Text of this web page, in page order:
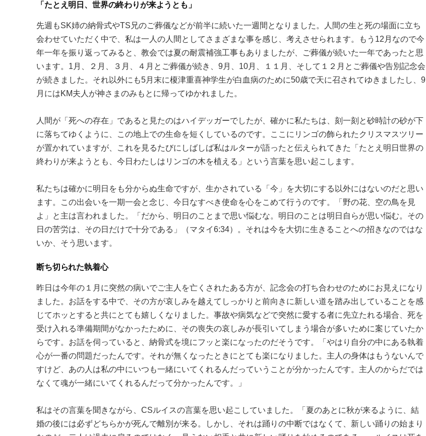
「たとえ明日、世界の終わりが来ようとも」
先週もSK姉の納骨式やTS兄のご葬儀などが前半に続いた一週間となりました。人間の生と死の場面に立ち
会わせていただく中で、私は一人の人間としてさまざまな事を感じ、考えさせられます。もう12月なので今
年一年を振り返ってみると、教会では夏の耐震補強工事もありましたが、ご葬儀が続いた一年であったと思
います。1月、２月、３月、４月とご葬儀が続き、9月、10月、１１月、そして１２月とご葬儀や告別記念会
が続きました。それ以外にも5月末に榎津重喜神学生が白血病のために50歳で天に召されてゆきましたし、9
月にはKM夫人が神さまのみもとに帰ってゆかれました。
人間が「死への存在」であると見たのはハイデッガーでしたが、確かに私たちは、刻一刻と砂時計の砂が下
に落ちてゆくように、この地上での生命を短くしているのです。ここにリンゴの飾られたクリスマスツリー
が置かれていますが、これを見るたびにしばしば私はルターが語ったと伝えられてきた「たとえ明日世界の
終わりが来ようとも、今日わたしはリンゴの木を植える」という言葉を思い起こします。
私たちは確かに明日をも分からぬ生命ですが、生かされている「今」を大切にする以外にはないのだと思い
ます。この出会いを一期一会と念じ、今日なすべき使命を心をこめて行うのです。「野の花、空の鳥を見
よ」と主は言われました。「だから、明日のことまで思い悩むな。明日のことは明日自らが思い悩む。その
日の苦労は、その日だけで十分である」（マタイ6:34）。それは今を大切に生きることへの招きなのではな
いか、そう思います。
断ち切られた執着心
昨日は今年の１月に突然の病いでご主人を亡くされたある方が、記念会の打ち合わせのためにお見えになり
ました。お話をする中で、その方が哀しみを越えてしっかりと前向きに新しい道を踏み出していることを感
じてホッとすると共にとても嬉しくなりました。事故や病気などで突然に愛する者に先立たれる場合、死を
受け入れる準備期間がなかったために、その喪失の哀しみが長引いてしまう場合が多いために案じていたか
らです。お話を伺っていると、納骨式を境にフッと楽になったのだそうです。「やはり自分の中にある執着
心が一番の問題だったんです。それが無くなったときにとても楽になりました。主人の身体はもうないんで
すけど、あの人は私の中にいつも一緒にいてくれるんだっていうことが分かったんです。主人のからだでは
なくて魂が一緒にいてくれるんだって分かったんです。」
私はその言葉を聞きながら、CSルイスの言葉を思い起こしていました。「夏のあとに秋が来るように、結
婚の後には必ずどちらかが死んで離別が来る。しかし、それは踊りの中断ではなくて、新しい踊りの始まり